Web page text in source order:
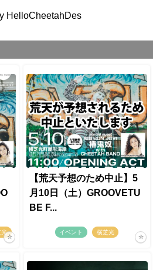
HelloCheetahDes
光
【荒天予想のため中止】5
月10日（土）GROOVETU
BE F...
イベント 横芝光